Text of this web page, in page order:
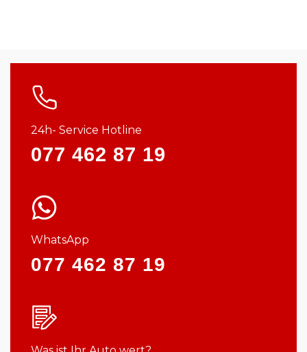
24h- Service Hotline
077 462 87 19
WhatsApp
077 462 87 19